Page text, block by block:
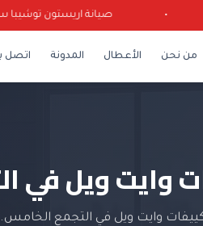
صيانة اريستون توشيبا
من نحن الأعطال المدونة اتصل
وايت ويل في
وايت ويل في التجمع الخامس.